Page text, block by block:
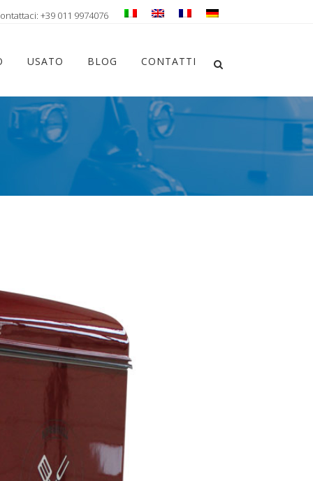
+39 011 9974076
USATO BLOG CONTATTI